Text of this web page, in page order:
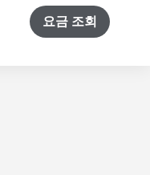
요금 조회